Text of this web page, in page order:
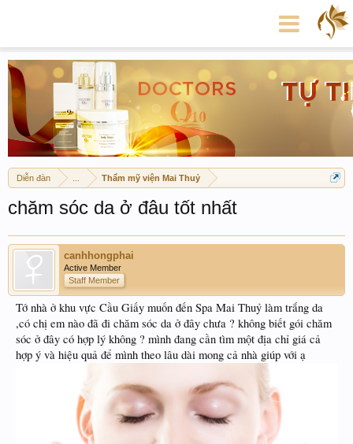
Diễn đàn Thẩm mỹ viện Mai Thuỷ
chăm sóc da ở đâu tốt nhất
canhhongphai
Active Member
Staff Member
Tớ nhà ở khu vực Cầu Giấy muốn đến Spa Mai Thuỷ làm trắng da
,có chị em nào đã đi chăm sóc da ở đây chưa ? không biết gói chăm
sóc ở đây có hợp lý không ? mình đang cần tìm một địa chỉ giá cả
hợp ý và hiệu quả để mình theo lâu dài mong cả nhà giúp với ạ